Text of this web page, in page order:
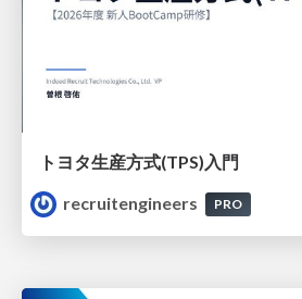
トヨタ⽣産⽅式(TPS)⼊⾨
recruitengineers
PRO